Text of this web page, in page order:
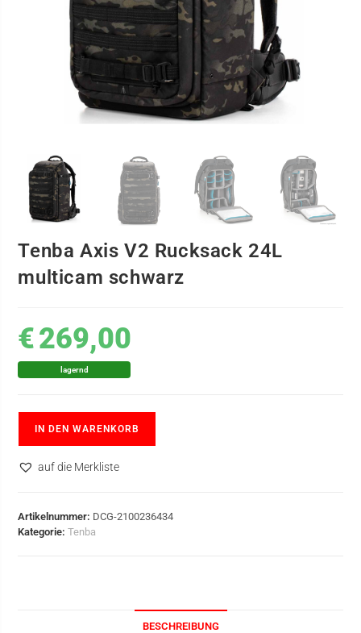
Tenba Axis V2 Rucksack 24L
multicam schwarz
€269,00
lagernd
IN DEN WARENKORB
auf die Merkliste
Artikelnummer: DCG-2100236434
Kategorie:Tenba
BESCHREIBUNG